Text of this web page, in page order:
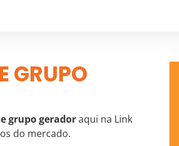
GRUPO
grupo geradoraqui na Link
do mercado.